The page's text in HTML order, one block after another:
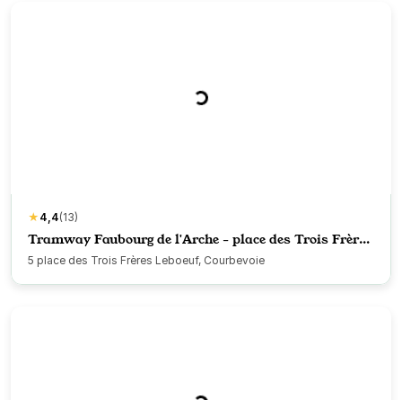
★ 4,4(13)
Tramway Faubourg de l'Arche - place des Trois Frères
Leboeuf - Courbevoie
5 place des Trois Frères Leboeuf, Courbevoie